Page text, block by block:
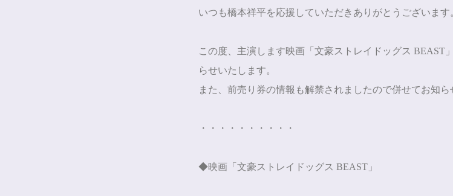
いつも橋本祥平を応援していただきありがとうございます
この度、主演します映画「文豪ストレイドッグス BEAST
らせいたします。
また、前売り券の情報も解禁されましたので併せてお知ら
・・・・・・・・・・
◆映画「文豪ストレイドッグス BEAST 」